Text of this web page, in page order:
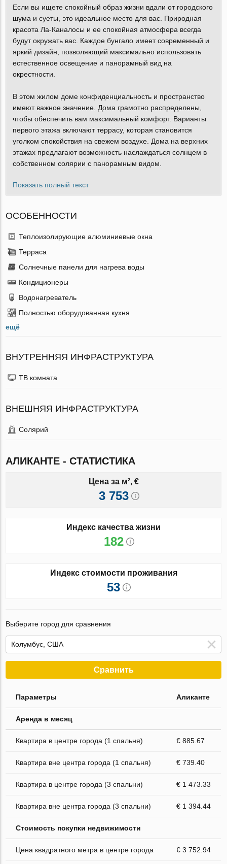
Если вы ищете спокойный образ жизни вдали от городского
шума и суеты, это идеальное место для вас. Природная
красота Ла-Каналосы и ее спокойная атмосфера всегда
будут окружать вас. Каждое бунгало имеет современный и
яркий дизайн, позволяющий максимально использовать
естественное освещение и панорамный вид на
окрестности.
В этом жилом доме конфиденциальность и пространство
имеют важное значение. Дома грамотно распределены,
чтобы обеспечить вам максимальный комфорт. Варианты
первого этажа включают террасу, которая становится
уголком спокойствия на свежем воздухе. Дома на верхних
этажах предлагают возможность наслаждаться солнцем в
собственном солярии с панорамным видом.
Показать полный текст
ОСОБЕННОСТИ
Теплоизолирующие алюминиевые окна
Терраса
Солнечные панели для нагрева воды
Кондиционеры
Водонагреватель
Полностью оборудованная кухня
ещё
ВНУТРЕННЯЯ ИНФРАСТРУКТУРА
ТВ комната
ВНЕШНЯЯ ИНФРАСТРУКТУРА
Солярий
АЛИКАНТЕ - СТАТИСТИКА
Цена за м², €
3 753
Индекс качества жизни
182
Индекс стоимости проживания
53
Выберите город для сравнения
Сравнить
Параметры Аликанте
Аренда в месяц
Квартира в центре города (1 спальня) € 885.67
Квартира вне центра города (1 спальня) € 739.40
Квартира в центре города (3 спальни) € 1 473.33
Квартира вне центра города (3 спальни) € 1 394.44
Стоимость покупки недвижимости
Цена квадратного метра в центре города € 3 752.94